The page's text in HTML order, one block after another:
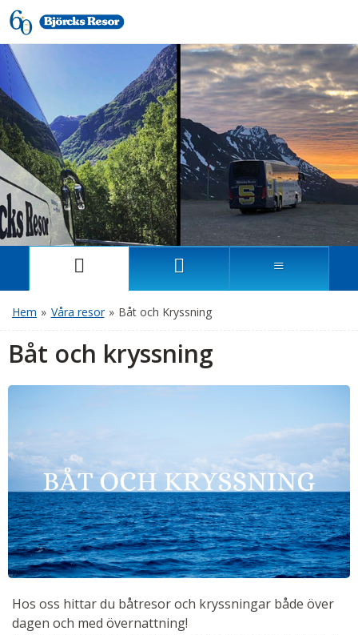
Hem » Våra resor » Båt och Kryssning
Båt och kryssning
Hos oss hittar du båtresor och kryssningar både över
dagen och med övernattning!